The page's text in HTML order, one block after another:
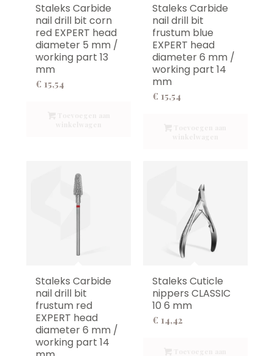
Staleks Carbide
nail drill bit corn
red EXPERT head
diameter 5 mm /
working part 13
mm
€ 15,54
Staleks Carbide
nail drill bit
frustum blue
EXPERT head
diameter 6 mm /
working part 14
mm
€ 15,54
Staleks Carbide
nail drill bit
frustum red
EXPERT head
diameter 6 mm /
working part 14
Staleks Cuticle
nippers CLASSIC
10 6 mm
€ 14,42